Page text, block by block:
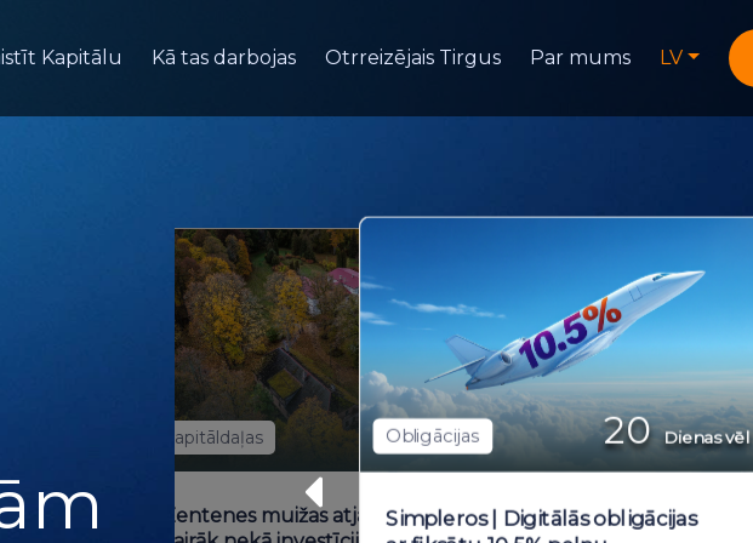
Kapitālu Kā tas darbojas Otrreizējais Tirgus Par mums LV
Kapitāldaļas
Jaunās
Obligācijas 20 Dienas vēl
Simpleros | Digitālās obligācijas
Kapitāldaļas 42Dienas vēl
Zentenes muižas atjaunošana —